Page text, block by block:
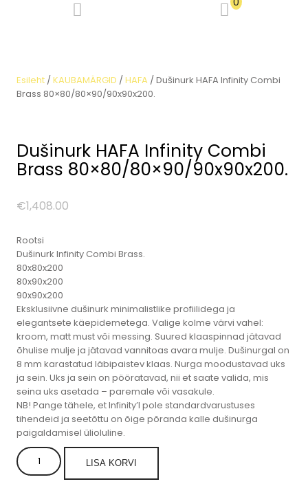
Esileht /KAUBAMÄRGID /HAFA / Dušinurk HAFA Infinity Combi
Brass 80×80/80×90/90x90x200.
Dušinurk HAFA Infinity Combi
Brass 80×80/80×90/90x90x200.
€1,408.00
Rootsi
Dušinurk Infinity Combi Brass.
80x80x200
80x90x200
90x90x200
Eksklusiivne dušinurk minimalistlike profiilidega ja
elegantsete käepidemetega. Valige kolme värvi vahel:
kroom, matt must või messing. Suured klaaspinnad jätavad
õhulise mulje ja jätavad vannitoas avara mulje. Dušinurgal on
8 mm karastatud läbipaistev klaas. Nurga moodustavad uks
ja sein. Uks ja sein on pööratavad, nii et saate valida, mis
seina uks asetada – paremale või vasakule.
NB! Pange tähele, et Infinity’l pole standardvarustuses
tihendeid ja seetõttu on õige põranda kalle dušinurga
paigaldamisel ülioluline.
Dušinurk
HAFA
Infinity
LISA KORVI